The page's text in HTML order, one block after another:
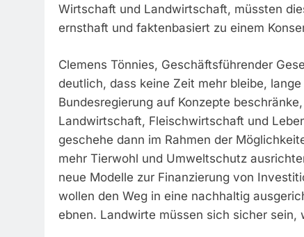
Wirtschaft und Landwirtschaft, müssten
ernsthaft und faktenbasiert zu einem
Clemens Tönnies, Geschäftsführender
deutlich, dass keine Zeit mehr bleibe,
Bundesregierung auf Konzepte
Landwirtschaft, Fleischwirtschaft und
geschehe dann im Rahmen der
mehr Tierwohl und Umweltschutz
neue Modelle zur Finanzierung von
wollen den Weg in eine nachhaltig
ebnen. Landwirte müssen sich sicher sein,